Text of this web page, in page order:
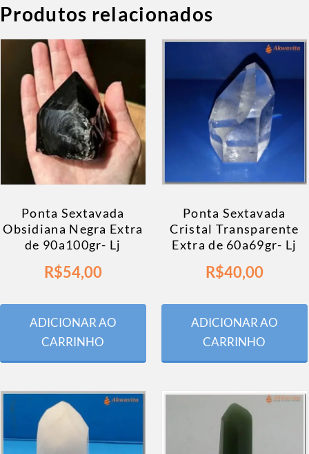
Produtos relacionados
Ponta Sextavada
Obsidiana Negra Extra
de 90a100gr- Lj
R$54,00
ADICIONAR AO
CARRINHO
Ponta Sextavada
Cristal Transparente
Extra de 60a69gr- Lj
R$40,00
ADICIONAR AO
CARRINHO